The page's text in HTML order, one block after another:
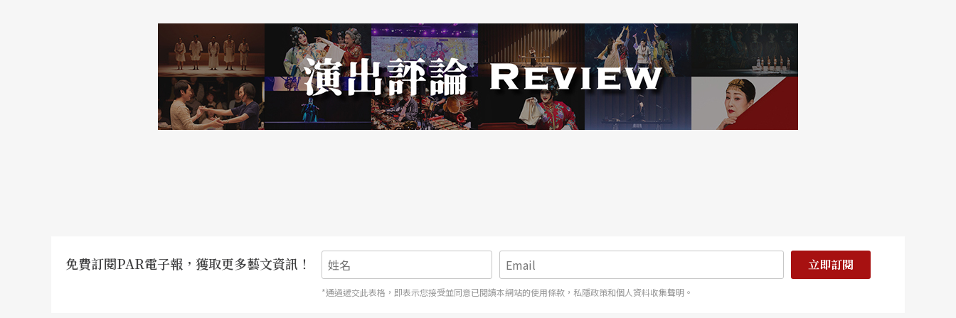
免費訂閱PAR電子報，獲取更多藝文資訊！ 立即訂閱
*通過遞交此表格，即表示您接受並同意已閱讀本網站的使用條款，私隱政策和個人資料收集聲明。